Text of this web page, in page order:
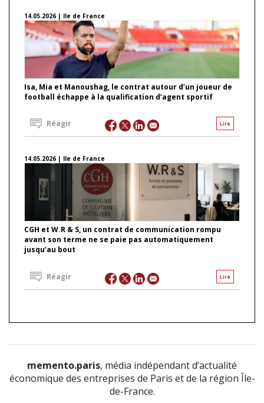
14.05.2026 | Ile de France
Isa, Mia et Manoushag, le contrat autour d’un joueur de
football échappe à la qualification d’agent sportif
Lire
Réagir
14.05.2026 | Ile de France
CGH et W.R & S, un contrat de communication rompu
avant son terme ne se paie pas automatiquement
jusqu’au bout
Lire
Réagir
memento.paris, média indépendant d’actualité
économique des entreprises de Paris et de la région Île-
de-France.